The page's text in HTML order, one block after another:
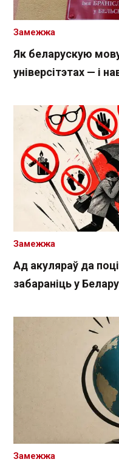
Як беларускую
універсітэтах — і
Замежжа
Ад акуляраў да
забараніць у
Замежжа
Замежжа